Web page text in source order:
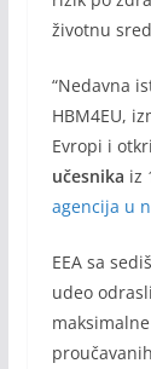
životnu
“Nedavna
HBM4EU,
Evropi i
učesnika iz
agencija u
EEA sa
udeo